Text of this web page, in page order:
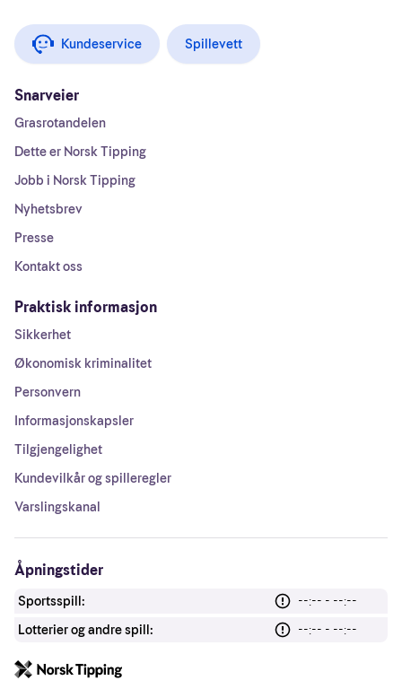
Kundeservice Spillevett
Snarveier
Grasrotandelen
Dette er Norsk Tipping
Jobb i Norsk Tipping
Nyhetsbrev
Presse
Kontakt oss
Praktisk informasjon
Sikkerhet
Økonomisk kriminalitet
Personvern
Informasjonskapsler
Tilgjengelighet
Kundevilkår og spilleregler
Varslingskanal
Åpningstider
Sportsspill:
--:-- - --:--
Lotterier og andre spill:
--:-- - --:--